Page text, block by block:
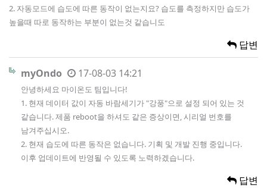
2. 자동모드에 습도에 따른 동작이 없는지요? 습도를 측정하지만 습도가
높을때 따로 동작하는 부분이 없는것 같습니도
답변
myOndo 17-08-03 14:21
안녕하세요 마이온도 팀입니다!
1. 현재 데이터 값이 자동 바람세기가 "강풍"으로 설정 되어 있는 것
같습니다. 제품 reboot을 하셔도 같은 증상이면, 시리얼 번호를
남겨주십시오.
2. 현재 습도에 따른 동작은 없습니다. 기획 및 개발 진행 중입니다.
이후 업데이트에 반영될 수 있도록 노력하겠습니다.
답변